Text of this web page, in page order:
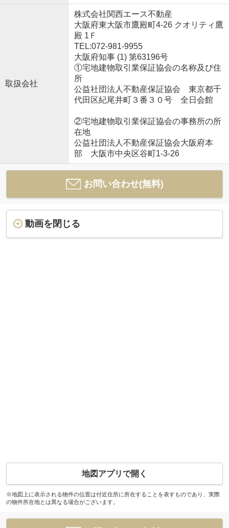
取扱会社
株式会社関西エース不動産
大阪府東大阪市鷹殿町4-26 クオリティ鷹
殿 1Ｆ
TEL:072-981-9955
大阪府知事 (1) 第63196号
①宅地建物取引業保証協会の名称及び住
所
公益社団法人不動産保証協会 東京都千
代田区紀尾井町３番３０号 全日会館
②宅地建物取引業保証協会の事務所の所
在地
公益社団法人不動産保証協会大阪府本
部 大阪市中央区谷町1-3-26
お問い合わせ(無料)
動画を閉じる
地図アプリで開く
※地図上に表示される物件の位置は付近住所に所在することを表すものであり、実際
の物件所在地とは異なる場合がございます。